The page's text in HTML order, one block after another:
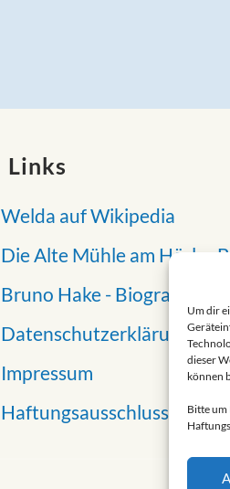
Um dir
dieser
können
Bitte
Links
Welda auf Wikipedia
Die Alte Mühle am Hörler
Bruno Hake - Biografie
Datenschutzerklärung
Impressum
Haftungsausschluss